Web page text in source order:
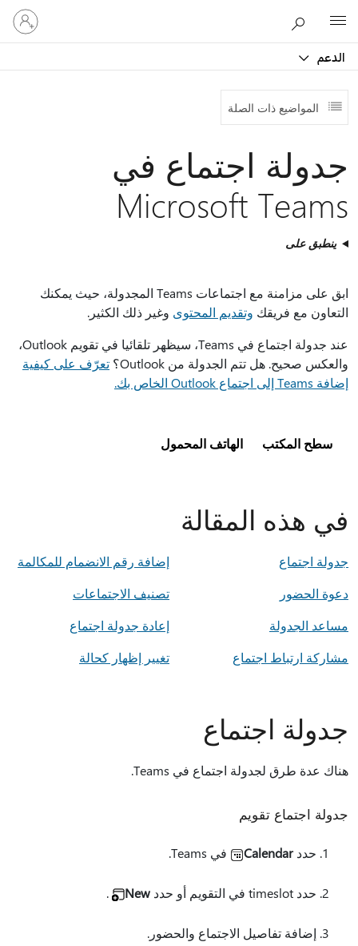
الدعم
تسجيل
الدخول
إلى
المواضيع ذات الصلة
جدولة اجتماع في
Microsoft Teams
ينطبق على
ابق على مزامنة مع اجتماعات Teams المجدولة، حيث يمكنك
التعاون مع فريقك وتقديم المحتوى وغير ذلك الكثير.
عند جدولة اجتماع في Teams، سيظهر تلقائيا في تقويم Outlook،
والعكس صحيح. هل تتم الجدولة من Outlook؟
تعرّف على كيفية
إضافة Teams إلى اجتماع Outlook الخاص بك.
سطح المكتب الهاتف المحمول
في هذه المقالة
جدولة اجتماع
إضافة رقم الانضمام للمكالمة
دعوة الحضور
تصنيف الاجتماعات
مساعد الجدولة
إعادة جدولة اجتماع
مشاركة ارتباط اجتماع
تغيير إظهار كحالة
جدولة اجتماع
هناك عدة طرق لجدولة اجتماع في Teams.
جدولة اجتماع تقويم
حددCalendar في Teams.
حدد timeslot في التقويم أو حدد New
.
إضافة تفاصيل الاجتماع والحضور.